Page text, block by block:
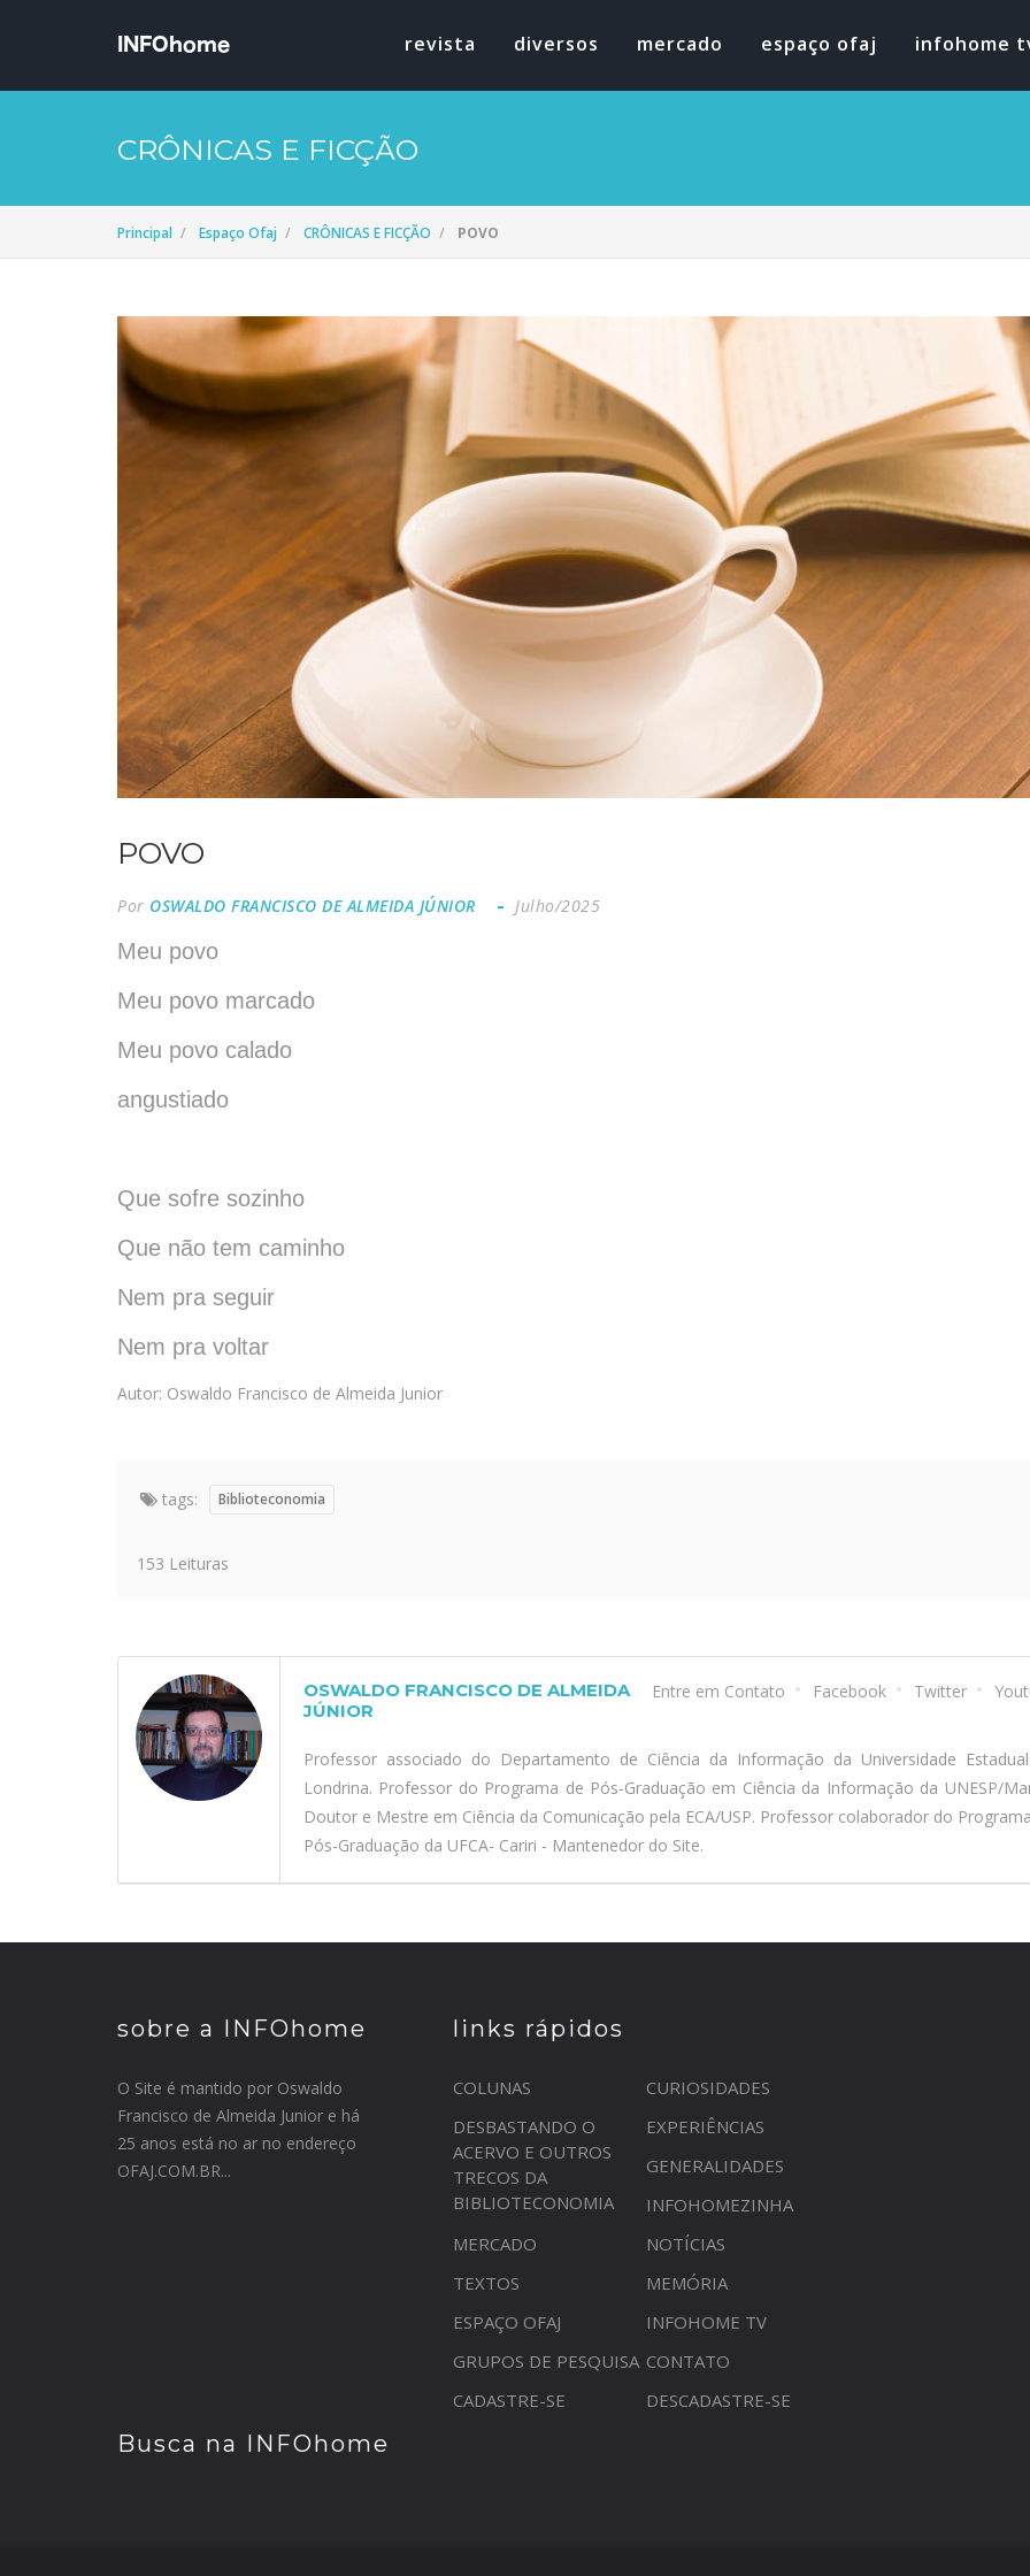
revista diversos mercado espaço ofaj infohome
CRÔNICAS E FICÇÃO
Principal Espaço Ofaj CRÔNICAS E FICÇÃO POVO
POVO
Por OSWALDO FRANCISCO DE ALMEIDA JÚNIOR Julho/2025
Meu povo
Meu povo marcado
Meu povo calado
angustiado
Que sofre sozinho
Que não tem caminho
Nem pra seguir
Nem pra voltar
Autor: Oswaldo Francisco de Almeida Junior
tags: Biblioteconomia
153 Leituras
Entre em Contato Facebook Twitter
OSWALDO FRANCISCO DE ALMEIDA
JÚNIOR
Professor associado do Departamento de Ciência da Informação da Universidade
Londrina. Professor do Programa de Pós-Graduação em Ciência da Informação da UNESP/
Doutor e Mestre em Ciência da Comunicação pela ECA/USP. Professor colaborador do
Pós-Graduação da UFCA- Cariri - Mantenedor do Site.
sobre a INFOhome
O Site é mantido por Oswaldo
Francisco de Almeida Junior e há
25 anos está no ar no endereço
OFAJ.COM.BR...
links rápidos
COLUNAS
CURIOSIDADES
DESBASTANDO O
ACERVO E OUTROS
TRECOS DA
BIBLIOTECONOMIA
EXPERIÊNCIAS
GENERALIDADES
INFOHOMEZINHA
MERCADO
NOTÍCIAS
TEXTOS
MEMÓRIA
ESPAÇO OFAJ
INFOHOME TV
GRUPOS DE PESQUISA CONTATO
CADASTRE-SE
DESCADASTRE-SE
Busca na INFOhome